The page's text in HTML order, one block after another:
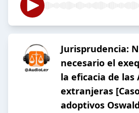
Jurisprudencia:
necesario el
la eficacia de las
extranjeras
adoptivos